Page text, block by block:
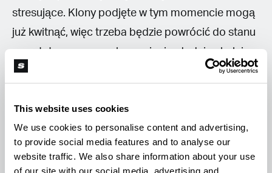
This website uses cookies
We use cookies to personalise content and advertising,
to provide social media features and to analyse our
website traffic. We also share information about your use
of our site with our social media, advertising and
stresujące. Klony podjęte w tym momencie mogą
już kwitnąć, więc trzeba będzie powrócić do stanu
wegetatywnego po ukorzenieniu, dodając kolejne
3-4 tygodnie na czas klonowania.
Usuwając ponad 75% dolnych liści,
eliminuje się problem